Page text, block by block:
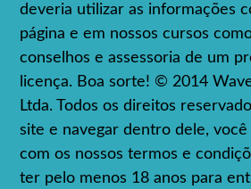
deveria utilizar as informações
página e em nossos cursos
conselhos e assessoria de um
licença. Boa sorte! © 2014
Ltda. Todos os direitos
site e navegar dentro dele,
com os nossos termos e
ter pelo menos 18 anos para